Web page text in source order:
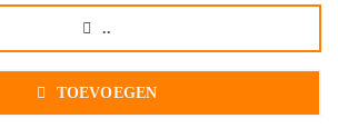
..
TOEVOEGEN